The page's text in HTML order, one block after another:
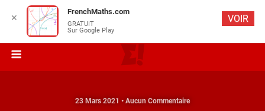
23 Mars 2021 • Aucun Commentaire
✕
FrenchMaths.com
GRATUIT
Sur Google Play
VOIR